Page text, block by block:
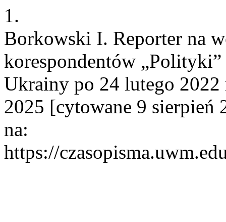
1.
Borkowski I. Reporter na
korespondentów
Ukrainy po 24 lutego
2025 [cytowane 9 sierpień
na:
https://